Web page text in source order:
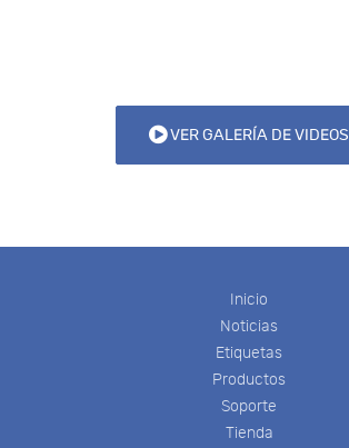
VER GALERÍA DE VIDEOS
Inicio
Noticias
Etiquetas
Productos
Soporte
Tienda